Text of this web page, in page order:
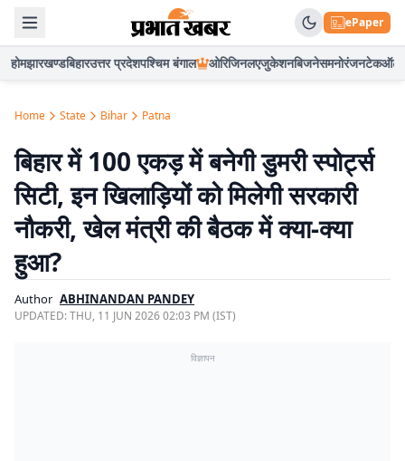
ePaper
होमझारखण्डबिहारउत्तर प्रदेशपश्चिम बंगाल ओरिजिनलएजुकेशनबिजनेसमनोरंजनटेकऑटो
Home State Bihar Patna
बिहार में 100 एकड़ में बनेगी डुमरी स्पोर्ट्स
सिटी, इन खिलाड़ियों को मिलेगी सरकारी
नौकरी, खेल मंत्री की बैठक में क्या-क्या
हुआ?
Author ABHINANDAN PANDEY
UPDATED:THU, 11 JUN 2026 02:03 PM (IST)
विज्ञापन